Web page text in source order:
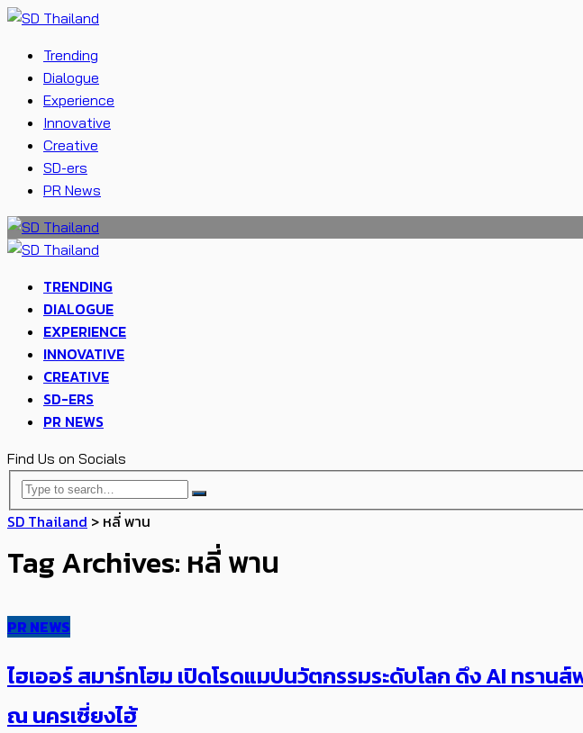
Trending
Dialogue
Experience
Innovative
Creative
SD-ers
PR News
TRENDING
DIALOGUE
EXPERIENCE
INNOVATIVE
CREATIVE
SD-ERS
PR NEWS
Find Us on Socials
SD Thailand > หลี่ พาน
Tag Archives: หลี่ พาน
PR NEWS
ไฮเออร์ สมาร์ทโฮม เปิดโรดแมปนวัตกรรมระดับโลก ดึง AI ทรา
ณ นครเซี่ยงไฮ้